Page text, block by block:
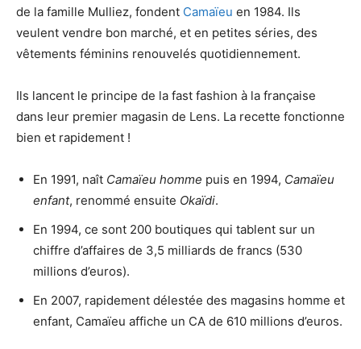
de la famille Mulliez, fondent Camaïeu en 1984. Ils
veulent vendre bon marché, et en petites séries, des
vêtements féminins renouvelés quotidiennement.
Ils lancent le principe de la fast fashion à la française
dans leur premier magasin de Lens. La recette fonctionne
bien et rapidement !
En 1991, naît Camaïeu homme puis en 1994, Camaïeu
enfant, renommé ensuite Okaïdi.
En 1994, ce sont 200 boutiques qui tablent sur un
chiffre d’affaires de 3,5 milliards de francs (530
millions d’euros).
En 2007, rapidement délestée des magasins homme et
enfant, Camaïeu affiche un CA de 610 millions d’euros.